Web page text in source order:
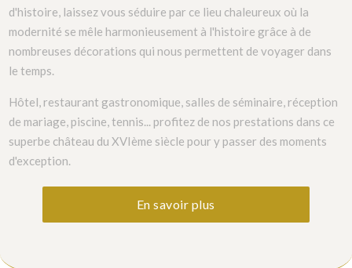
d'histoire, laissez vous séduire par ce lieu chaleureux où la
modernité se mêle harmonieusement à l'histoire grâce à de
nombreuses décorations qui nous permettent de voyager dans
le temps.
Hôtel, restaurant gastronomique, salles de séminaire, réception
de mariage, piscine, tennis... profitez de nos prestations dans ce
superbe château du XVIème siècle pour y passer des moments
d'exception.
En savoir plus